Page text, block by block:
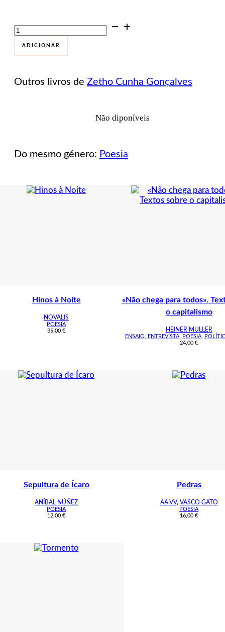
Quantidade
de
15
Poemas
ADICIONAR
Outros livros de Zetho Cunha Gonçalves
Não diponíveis
Do mesmo género: Poesia
Hinos à Noite
NOVALIS
POESIA
35,00 €
«Não chega para todos».
o capitalismo
HEINER MULLER
ENSAIO, ENTREVISTA, POESIA,
24,00 €
Sepultura de Ícaro
ANÍBAL NÚÑEZ
POESIA
12,00 €
Pedras
AA.VV, VASCO GATO
POESIA
16,00 €